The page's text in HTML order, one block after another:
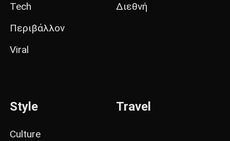
Tech
Περιβάλλον
Viral
Διεθνή
Style
Culture
Travel